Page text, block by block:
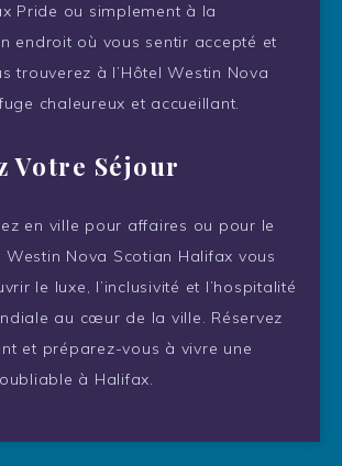
Pride ou simplement à la
endroit où vous sentir accepté et
trouverez à l’Hôtel Westin Nova
chaleureux et accueillant.
Votre Séjour
en ville pour affaires ou pour le
Westin Nova Scotian Halifax vous
le luxe, l’inclusivité et l’hospitalité
au cœur de la ville. Réservez
et préparez-vous à vivre une
à Halifax.